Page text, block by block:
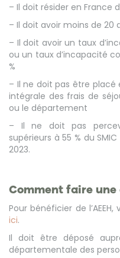
– Il doit résider en France
– Il doit avoir moins de 20
– Il doit avoir un taux
ou un taux d’incapacité
%
– Il ne doit pas être
intégrale des frais de
ou le département
– Il ne doit pas
supérieurs à 55 % du
2023.
Comment faire une
Pour bénéficier de
ici.
Il doit être déposé
départementale des